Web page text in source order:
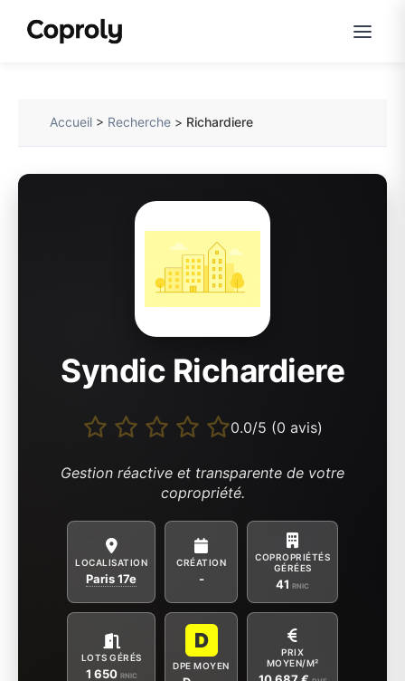
Accueil > Recherche > Richardiere
Syndic Richardiere
0.0/5 (0 avis)
Gestion réactive et transparente de votre
copropriété.
LOCALISATION
Paris 17e
CRÉATION
-
COPROPRIÉTÉS
GÉRÉES
41 RNIC
LOTS GÉRÉS
1 650 RNIC
D
DPE MOYEN
PRIX
MOYEN/M²